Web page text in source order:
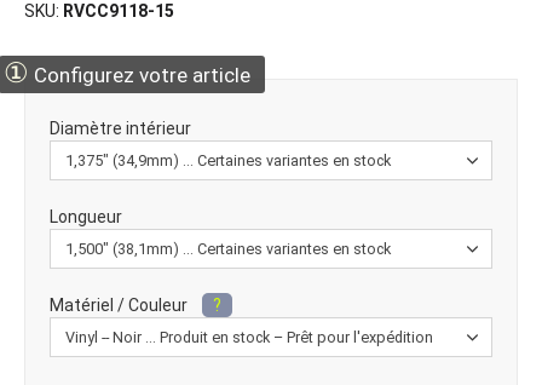
SKU RVCC9118-15
① Configurez votre article
Diamètre intérieur
Longueur
Matériel / Couleur ?